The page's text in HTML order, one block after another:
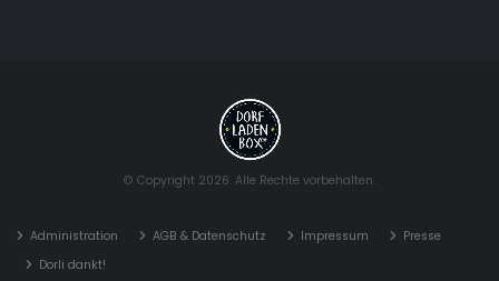
© Copyright 2026. Alle Rechte vorbehalten.
Administration AGB & Datenschutz Impressum
Presse
Dorli dankt!